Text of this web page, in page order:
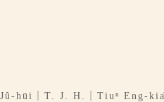
hūi｜T. J. H.｜Tiuⁿ Eng-